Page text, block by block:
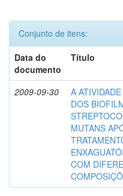
Conjunto de itens:
Data do
documento
Título
2009-09-30
A
DOS
MUTANS
COM